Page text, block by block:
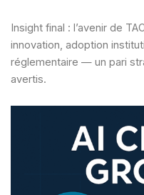
Insight final : l’avenir de
innovation, adoption
réglementaire — un pari
avertis.